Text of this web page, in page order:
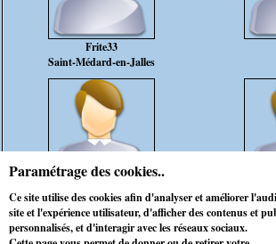
Paramétrage des cookies..
Ce site utilise des cookies afin d'analyser et améliorer
site et l'expérience utilisateur, d'afficher des contenus et
personnalisés, et d'interagir avec les réseaux sociaux.
Frite33
Saint-Médard-en-Jalles
Julien51
Bordeaux